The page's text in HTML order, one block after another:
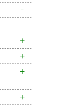
-
+
+
+
+